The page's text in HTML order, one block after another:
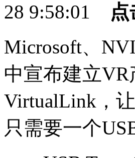
28 9:58:01
点
Microsoft、
中宣布建立
VirtualLink，
只需要一个